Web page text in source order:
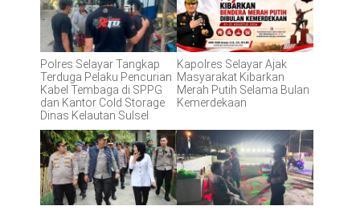
Polres Selayar Tangkap
Terduga Pelaku Pencurian
Kabel Tembaga di SPPG
dan Kantor Cold Storage
Dinas Kelautan Sulsel
Kapolres Selayar Ajak
Masyarakat Kibarkan
Merah Putih Selama Bulan
Kemerdekaan